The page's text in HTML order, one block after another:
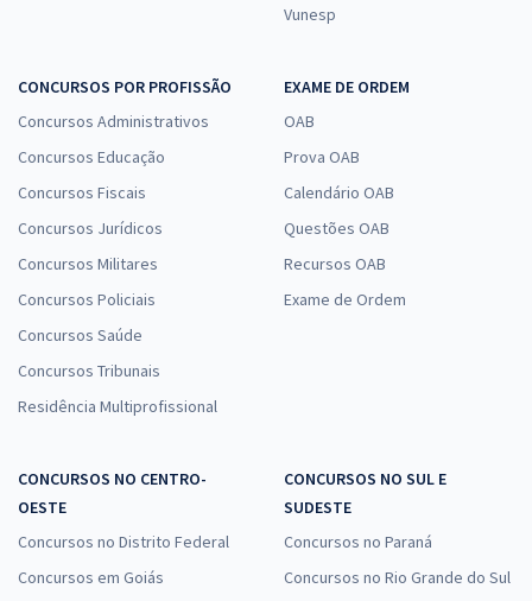
Vunesp
CONCURSOS POR PROFISSÃO
Concursos Administrativos
Concursos Educação
Concursos Fiscais
Concursos Jurídicos
Concursos Militares
Concursos Policiais
Concursos Saúde
Concursos Tribunais
Residência Multiprofissional
EXAME DE ORDEM
OAB
Prova OAB
Calendário OAB
Questões OAB
Recursos OAB
Exame de Ordem
CONCURSOS NO CENTRO-
OESTE
Concursos no Distrito Federal
Concursos em Goiás
CONCURSOS NO SUL E
SUDESTE
Concursos no Paraná
Concursos no Rio Grande do Sul